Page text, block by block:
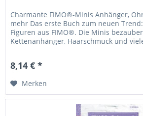
Charmante FIMO®-Minis Anhänger,
mehr Das erste Buch zum neuen
Figuren aus FIMO®. Die Minis
Kettenanhänger, Haarschmuck und
8,14 € *
Merken